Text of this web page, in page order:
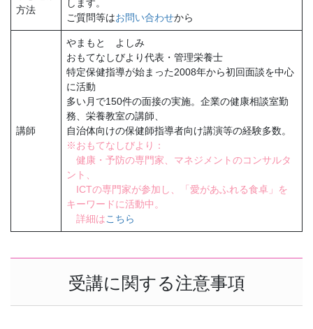
方法
します。
ご質問等はお問い合わせから
講師
やまもと よしみ
おもてなしびより代表・管理栄養士
特定保健指導が始まった2008年から初回面談を中心
に活動
多い月で150件の面接の実施。企業の健康相談室勤
務、栄養教室の講師、
自治体向けの保健師指導者向け講演等の経験多数。
※おもてなしびより：
健康・予防の専門家、マネジメントのコンサルタ
ント、
ICTの専門家が参加し、「愛があふれる食卓」を
キーワードに活動中。
詳細はこちら
受講に関する注意事項